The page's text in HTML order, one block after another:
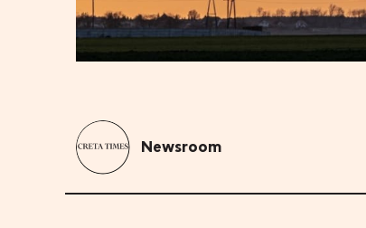
Newsroom